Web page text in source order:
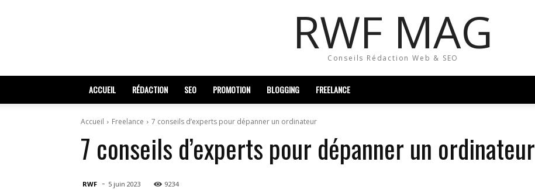
RWF MAG
Conseils Rédaction Web & SEO
ACCUEIL RÉDACTION SEO PROMOTION BLOGGING FREELANCE
Accueil Freelance 7 conseils d’experts pour dépanner un ordinateur
7 conseils d’experts pour dépanner un ordinateur
RWF - 5 juin 2023 9234